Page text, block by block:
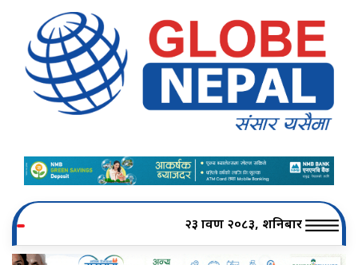
२३ श्रावण २०८३, शनिबार